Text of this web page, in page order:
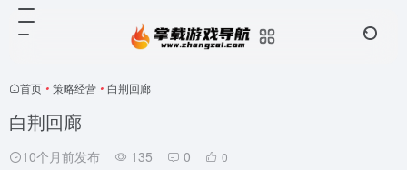
首页 • 策略经营 • 白荆回廊
白荆回廊
10个月前发布 135 0 0